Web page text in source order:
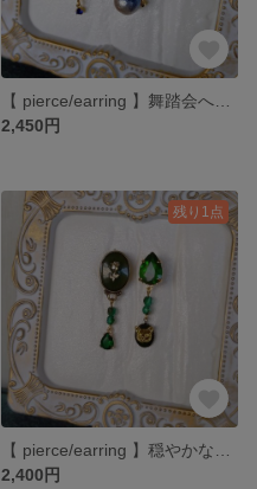
2,450円
残り1点
2,400円